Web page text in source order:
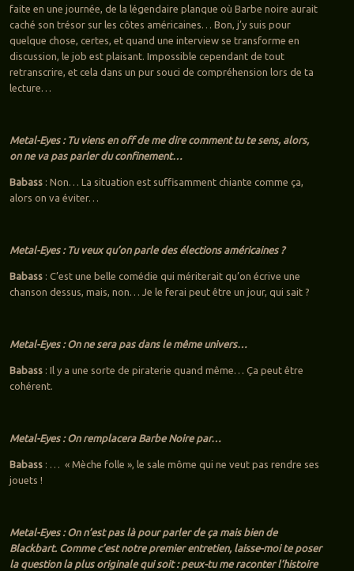
faite en une journée, de la légendaire planque où Barbe noire aurait
caché son trésor sur les côtes américaines… Bon, j’y suis pour
quelque chose, certes, et quand une interview se transforme en
discussion, le job est plaisant. Impossible cependant de tout
retranscrire, et cela dans un pur souci de compréhension lors de ta
lecture…
Metal-Eyes : Tu viens en off de me dire comment tu te sens, alors,
on ne va pas parler du confinement…
Babass: Non… La situation est suffisamment chiante comme ça,
alors on va éviter…
Metal-Eyes : Tu veux qu’on parle des élections américaines ?
Babass: C’est une belle comédie qui mériterait qu’on écrive une
chanson dessus, mais, non… Je le ferai peut être un jour, qui sait ?
Metal-Eyes : On ne sera pas dans le même univers…
Babass: Il y a une sorte de piraterie quand même… Ça peut être
cohérent.
Metal-Eyes : On remplacera Barbe Noire par…
Babass: … « Mèche folle », le sale môme qui ne veut pas rendre ses
jouets !
Metal-Eyes : On n’est pas là pour parler de ça mais bien de
Blackbart. Comme c’est notre premier entretien, laisse-moi te poser
la question la plus originale qui soit : peux-tu me raconter l’histoire